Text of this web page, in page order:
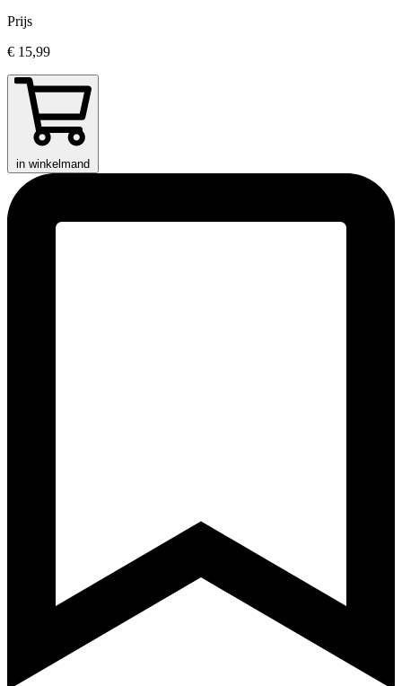
Prijs
€ 15,99
in winkelmand